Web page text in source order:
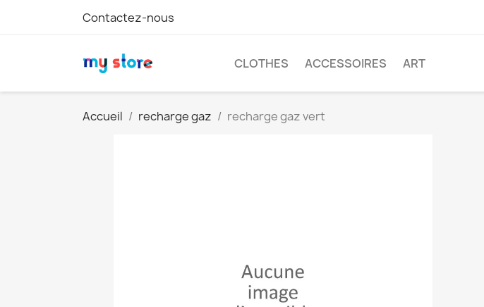
Contactez-nous
CLOTHES ACCESSOIRES ART
Accueil recharge gaz recharge gaz vert